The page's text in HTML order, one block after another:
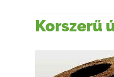
Korszerű